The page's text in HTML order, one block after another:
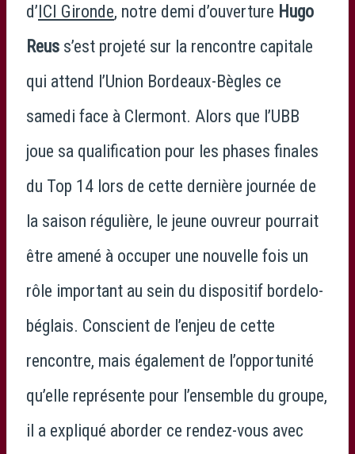
d’ICI Gironde, notre demi d’ouverture Hugo
Reus s’est projeté sur la rencontre capitale
qui attend l’Union Bordeaux-Bègles ce
samedi face à Clermont. Alors que l’UBB
joue sa qualification pour les phases finales
du Top 14 lors de cette dernière journée de
la saison régulière, le jeune ouvreur pourrait
être amené à occuper une nouvelle fois un
rôle important au sein du dispositif bordelo-
béglais. Conscient de l’enjeu de cette
rencontre, mais également de l’opportunité
qu’elle représente pour l’ensemble du groupe,
il a expliqué aborder ce rendez-vous avec